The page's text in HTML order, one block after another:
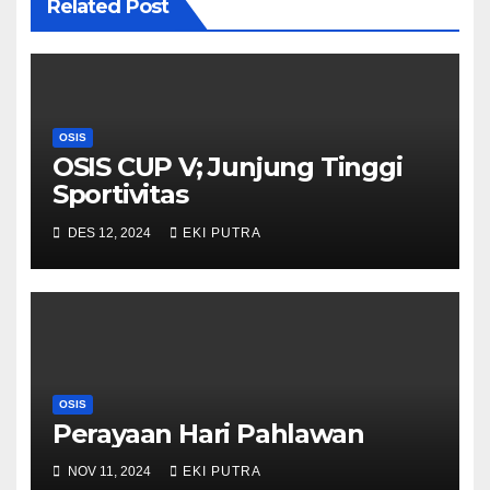
Related Post
OSIS
OSIS CUP V; Junjung Tinggi
Sportivitas
DES 12, 2024 EKI PUTRA
OSIS
Perayaan Hari Pahlawan
NOV 11, 2024 EKI PUTRA